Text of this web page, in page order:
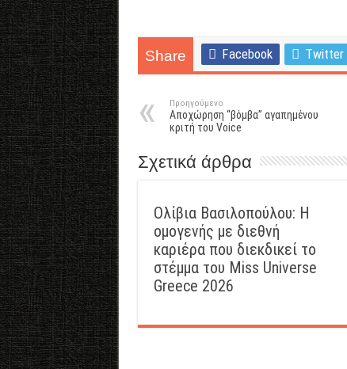
Share Facebook Twitter
Προηγούμενο
Αποχώρηση “βόμβα” αγαπημένου
κριτή του Voice
Σχετικά άρθρα
Ολίβια Βασιλοπούλου: Η
ομογενής με διεθνή
καριέρα που διεκδικεί το
στέμμα του Miss Universe
Greece 2026